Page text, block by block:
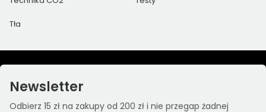
Tła
Newsletter
Odbierz 15 zł na zakupy od 200 zł i nie przegap żadnej